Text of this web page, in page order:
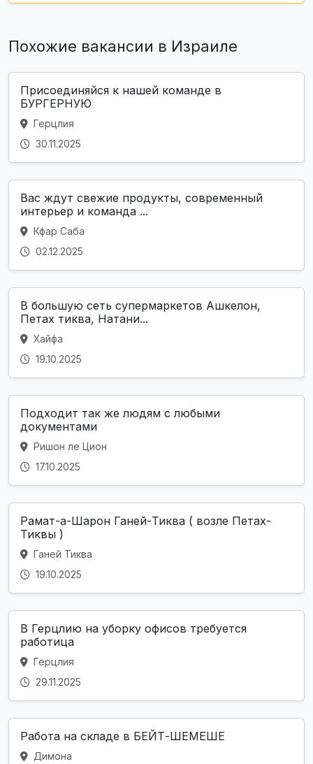
Похожие вакансии в Израиле
Присоединяйся к нашей команде в
БУРГЕРНУЮ
Герцлия
30.11.2025
Вас ждут свежие продукты, современный
интерьер и команда ...
Кфар Саба
02.12.2025
В большую сеть супермаркетов Ашкелон,
Петах тиква, Натани...
Хайфа
19.10.2025
Подходит так же людям с любыми
документами
Ришон ле Цион
17.10.2025
Рамат-а-Шарон Ганей-Тиква ( возле Петах-
Тиквы )
Ганей Тиква
19.10.2025
В Герцлию на уборку офисов требуется
работица
Герцлия
29.11.2025
Работа на складе в БЕЙТ-ШЕМЕШЕ
Димона